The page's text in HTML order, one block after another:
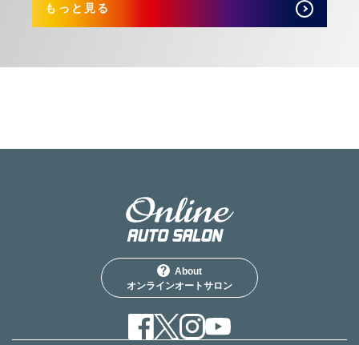
もっと見る
About
オンラインオートサロン